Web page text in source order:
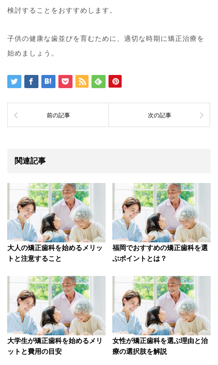
検討することをおすすめします。
子供の健康な歯並びを育むために、適切な時期に矯正治療を
始めましょう。
前の記事 次の記事
関連記事
大人の矯正歯科を始めるメリッ
トと注意すること
福岡でおすすめの矯正歯科を選
ぶポイントとは？
大学生が矯正歯科を始めるメリ
ットと費用の目安
女性が矯正歯科を選ぶ理由と治
療の選択肢を解説